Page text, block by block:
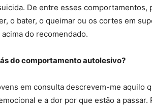
De entre esses comportamentos,
o bater, o queimar ou os cortes em
do recomendado.
do comportamento autolesivo?
em consulta descrevem-me aquilo
e a dor por que estão a